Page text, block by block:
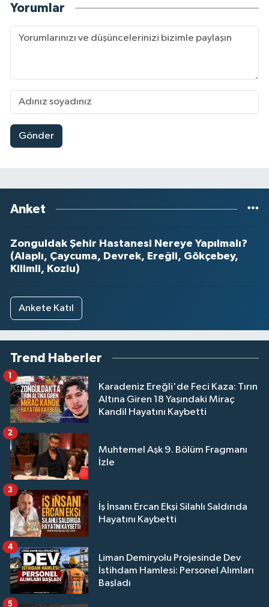
Yorumlar
Gönder
Anket
Zonguldak Şehir Hastanesi Nereye Yapılmalı?
(Alaplı, Çaycuma, Devrek, Ereğli, Gökçebey,
Kilimli, Kozlu)
Ankete Katıl
Trend Haberler
Karadeniz Ereğli'de Feci Kaza: Tırın
Altına Giren 18 Yaşındaki Miraç
Kandil Hayatını Kaybetti
1
Muhtemel Aşk 9. Bölüm Fragmanı
İzle
2
İş İnsanı Ercan Ekşi Silahlı Saldırıda
Hayatını Kaybetti
3
Liman Demiryolu Projesinde Dev
İstihdam Hamlesi: Personel Alımları
Başladı
4
5